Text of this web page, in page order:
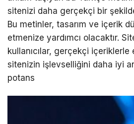
sitenizi daha gerçekçi bir
Bu metinler, tasarım ve içerik
etmenize yardımcı olacaktır.
kullanıcılar, gerçekçi
sitenizin işlevselliğini daha iyi
potans